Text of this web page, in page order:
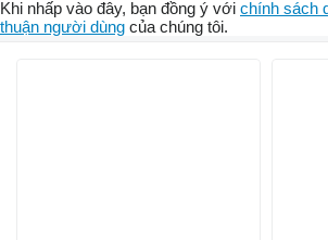
Khi nhấp vào đây, bạn đồng ý với chính sách
thuận người dùng của chúng tôi.